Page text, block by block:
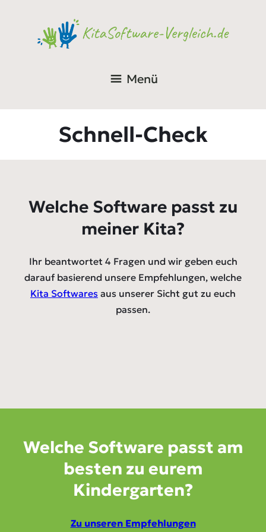
Menü
Schnell-Check
Welche Software passt zu
meiner Kita?
Ihr beantwortet 4 Fragen und wir geben euch
darauf basierend unsere Empfehlungen, welche
Kita Softwares aus unserer Sicht gut zu euch
passen.
Welche Software passt am
besten zu eurem
Kindergarten?
Zu unseren Empfehlungen